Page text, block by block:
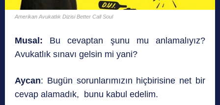
Amerikan Avukatlık Dizisi Better Call Soul
Musal: Bu cevaptan şunu mu anlamalıyız?
Avukatlık sınavı gelsin mi yani?
Aycan: Bugün sorunlarımızın hiçbirisine net bir
cevap alamadık, bunu kabul edelim.